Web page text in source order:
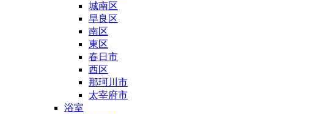
城南区
早良区
南区
東区
春日市
西区
那珂川市
太宰府市
浴室